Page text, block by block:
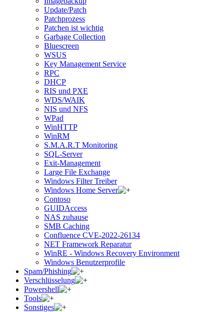
Update/Patch
Patchprozess
Patchen ist wichtig
Garbage Collection
Bluescreen
WSUS
Key Management Service
RPC
DHCP
RIS und PXE
WDS/WAIK
NIS und NFS
WPad
WinHTTP
WinRM
S.M.A.R.T Monitoring
SQL-Server
Exit-Management
Large File Exchange
Windows Filter Treiber
Windows Home Server
Contoso
GUIDAccess
NAS zuhause
SMB Caching
Confluence CVE-2022-26134
NET Framework Reparatur
WinRE - Windows Recovery Environment
Windows Benutzerprofile
Spam/Phishing
Verschlüsselung
Powershell
Tools
Sonstiges